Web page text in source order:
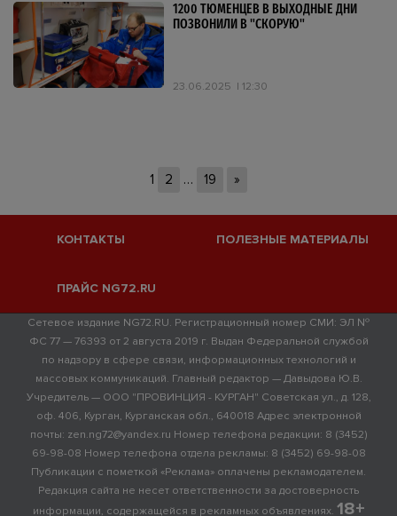
1200 ТЮМЕНЦЕВ В ВЫХОДНЫЕ ДНИ
ПОЗВОНИЛИ В "СКОРУЮ"
23.06.2025 12:30
1 2 … 19 »
КОНТАКТЫ ПОЛЕЗНЫЕ МАТЕРИАЛЫ
ПРАЙС NG72.RU
Сетевое издание NG72.RU. Регистрационный номер СМИ: ЭЛ №
ФС 77 — 76393 от 2 августа 2019 г. Выдан Федеральной службой
по надзору в сфере связи, информационных технологий и
массовых коммуникаций. Главный редактор — Давыдова Ю.В.
Учредитель — ООО "ПРОВИНЦИЯ - КУРГАН" Советская ул., д. 128,
оф. 406, Курган, Курганская обл., 640018 Адрес электронной
почты: zen.ng72@yandex.ru Номер телефона редакции: 8 (3452)
69-98-08 Номер телефона отдела рекламы: 8 (3452) 69-98-08
Публикации с пометкой «Реклама» оплачены рекламодателем.
Редакция сайта не несет ответственности за достоверность
информации, содержащейся в рекламных объявлениях. 18+